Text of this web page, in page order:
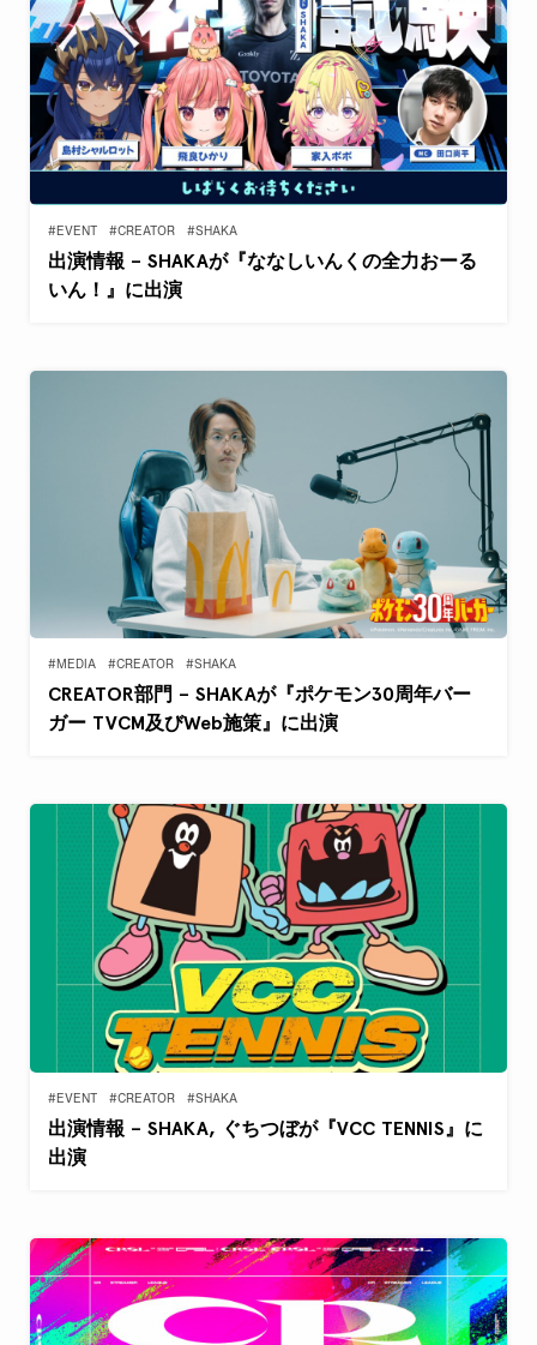
#EVENT #CREATOR #SHAKA
出演情報 – SHAKAが『ななしいんくの全力おーる
いん！』に出演
#MEDIA #CREATOR #SHAKA
CREATOR部門 – SHAKAが『ポケモン30周年バー
ガー TVCM及びWeb施策』に出演
#EVENT #CREATOR #SHAKA
出演情報 – SHAKA, ぐちつぼが『VCC TENNIS』に
出演